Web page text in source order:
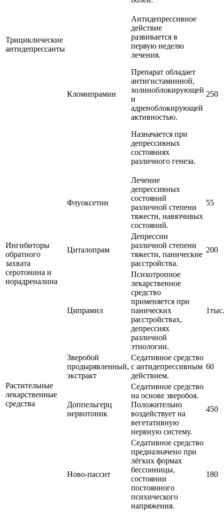
Трициклические
антидепрессанты
Кломипрамин
Антидепрессивное
действие
развивается в
первую неделю
лечения.
Препарат обладает
антигистаминной,
холиноблокирующей
и
адреноблокирующей
активностью.
Назначается при
депрессивных
состояниях
различного генеза.
250
Ингибиторы
обратного
захвата
серотонина и
норадреналина
Флуоксетин
Лечение
депрессивных
состояний
различной степени
тяжести, навязчивых
состояний.
55
Циталопрам
Депрессии
различной степени
тяжести, панические
расстройства.
200
Ципрамил
Психотропное
лекарственное
средство
применяется при
панических
расстройствах,
депрессиях
различной
этиологии.
Растительные
лекарственные
средства
Зверобой
продырявленный,
экстракт
Седативное средство
с антидепрессивным
действием.
60
Доппельгерц
нервотоник
Седативное средство
на основе зверобоя.
Положительно
воздействует на
вегетативную
нервную систему.
450
Ново-пассит
Седативное средство
предназначено при
лёгких формах
бессонницы,
состоянии
постоянного
психического
напряжения.
180